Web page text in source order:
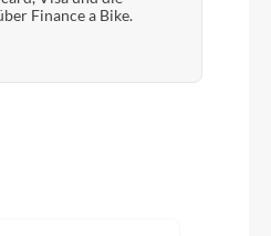
Finance a Bike.